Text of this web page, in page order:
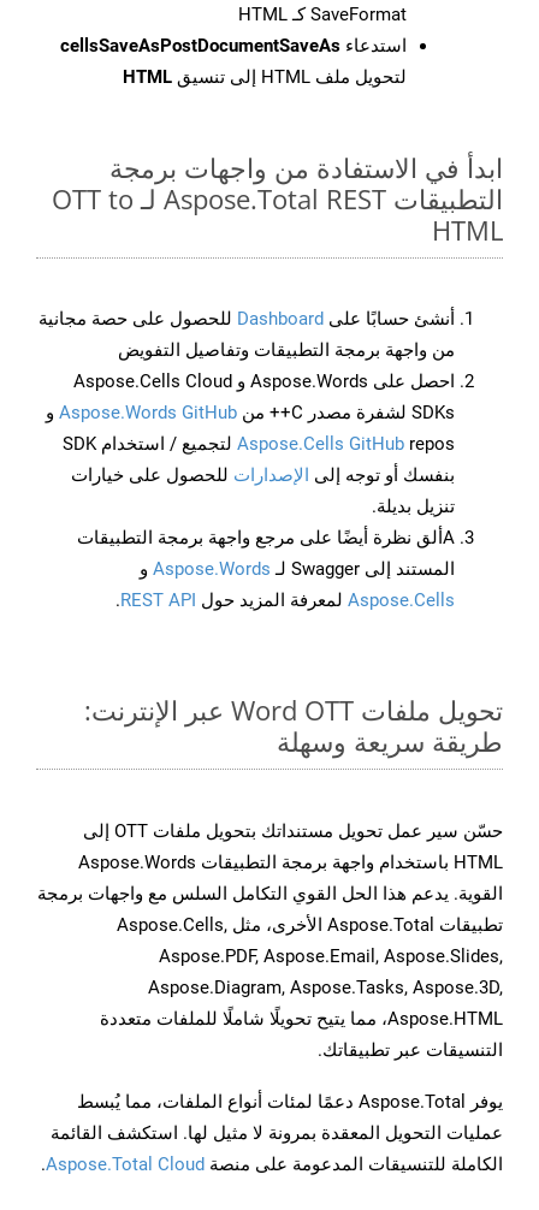
SaveFormat كـ HTML
استدعاء cellsSaveAsPostDocumentSaveAs
لتحويل ملف HTML إلى تنسيق
HTML
ابدأ في الاستفادة من واجهات برمجة
التطبيقات Aspose.Total REST لـ OTT to
HTML
أنشئ حسابًا على Dashboard للحصول على حصة مجانية
من واجهة برمجة التطبيقات وتفاصيل التفويض
احصل على Aspose.Words و Aspose.Cells Cloud
SDKs لشفرة مصدر C++ من
Aspose.Words GitHub و
Aspose.Cells GitHub
repos لتجميع / استخدام SDK
بنفسك أو توجه إلى الإصدارات للحصول على خيارات
تنزيل بديلة.
Aألق نظرة أيضًا على مرجع واجهة برمجة التطبيقات
المستند إلى Swagger لـ
Aspose.Words و
Aspose.Cells لمعرفة المزيد حول REST API
.
تحويل ملفات Word OTT عبر الإنترنت:
طريقة سريعة وسهلة
حسّن سير عمل تحويل مستنداتك بتحويل ملفات OTT إلى
HTML باستخدام واجهة برمجة التطبيقات Aspose.Words
القوية. يدعم هذا الحل القوي التكامل السلس مع واجهات برمجة
تطبيقات Aspose.Total الأخرى، مثل Aspose.Cells,
Aspose.PDF, Aspose.Email, Aspose.Slides,
Aspose.Diagram, Aspose.Tasks, Aspose.3D,
Aspose.HTML، مما يتيح تحويلًا شاملًا للملفات متعددة
التنسيقات عبر تطبيقاتك.
يوفر Aspose.Total دعمًا لمئات أنواع الملفات، مما يُبسط
عمليات التحويل المعقدة بمرونة لا مثيل لها. استكشف القائمة
الكاملة للتنسيقات المدعومة على منصة Aspose.Total Cloud
.